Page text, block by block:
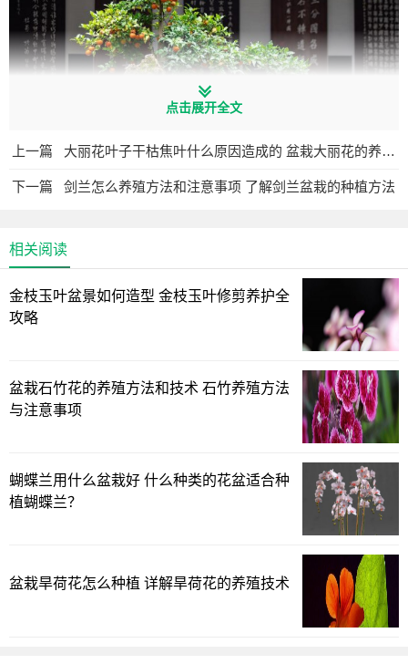
点击展开全文
上一篇 大丽花叶子干枯焦叶什么原因造成的 盆栽大丽花的养殖方法和注意
下一篇 剑兰怎么养殖方法和注意事项 了解剑兰盆栽的种植方法
相关阅读
金枝玉叶盆景如何造型 金枝玉叶修剪养护全
攻略
盆栽石竹花的养殖方法和技术 石竹养殖方法
与注意事项
蝴蝶兰用什么盆栽好 什么种类的花盆适合种
植蝴蝶兰？
盆栽旱荷花怎么种植 详解旱荷花的养殖技术